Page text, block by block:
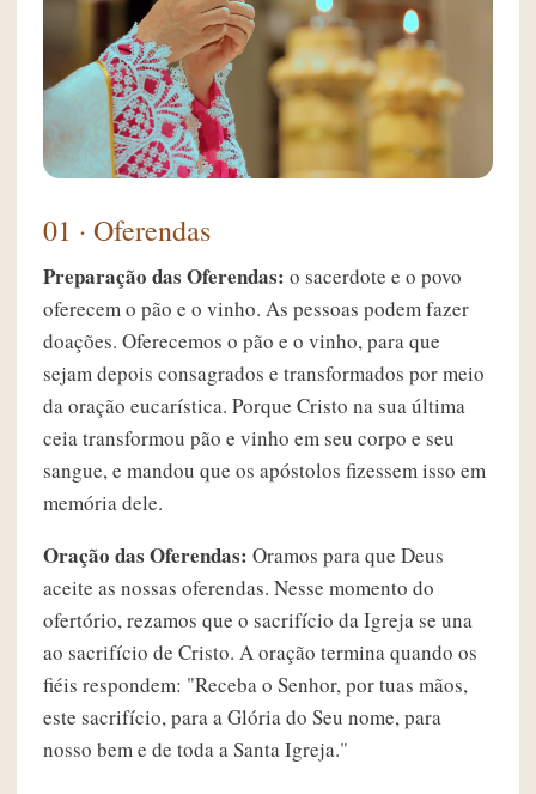
01 · Oferendas
Preparação das Oferendas: o sacerdote e o povo
oferecem o pão e o vinho. As pessoas podem fazer
doações. Oferecemos o pão e o vinho, para que
sejam depois consagrados e transformados por meio
da oração eucarística. Porque Cristo na sua última
ceia transformou pão e vinho em seu corpo e seu
sangue, e mandou que os apóstolos fizessem isso em
memória dele.
Oração das Oferendas: Oramos para que Deus
aceite as nossas oferendas. Nesse momento do
ofertório, rezamos que o sacrifício da Igreja se una
ao sacrifício de Cristo. A oração termina quando os
fiéis respondem: "Receba o Senhor, por tuas mãos,
este sacrifício, para a Glória do Seu nome, para
nosso bem e de toda a Santa Igreja."